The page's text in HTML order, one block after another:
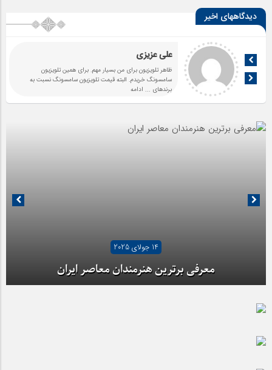
دیدگاههای اخیر
علی عزیزی
ظاهر تلویزیون برای من بسیار مهم. برای همین تلویزیون
سامسونگ خریدم. البته قیمت تلویزیون سامسونگ نسبت به
برندهای ... ادامه
14 جولای 2025
معرفی برترین هنرمندان معاصر ایران